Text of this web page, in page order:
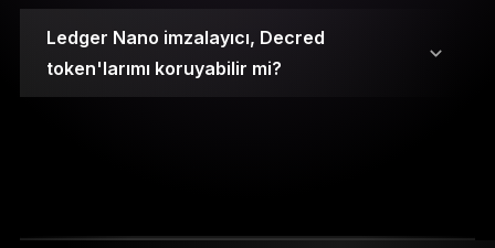
PoW Madencileri: %60
PoS Oy Verenleri: %30
Açık anahtar, çeşitli işlemler gerçekleştirmek için
Ledger Nano imzalayıcı, Decred
token'larımı koruyabilir mi?